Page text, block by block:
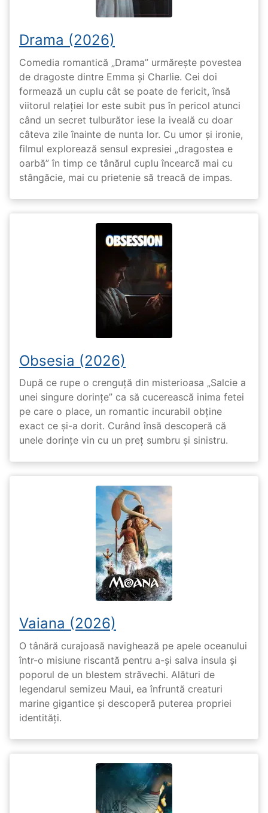
Drama (2026)
Comedia romantică „Drama” urmărește povestea
de dragoste dintre Emma și Charlie. Cei doi
formează un cuplu cât se poate de fericit, însă
viitorul relației lor este subit pus în pericol atunci
când un secret tulburător iese la iveală cu doar
câteva zile înainte de nunta lor. Cu umor și ironie,
filmul explorează sensul expresiei „dragostea e
oarbă” în timp ce tânărul cuplu încearcă mai cu
stângăcie, mai cu prietenie să treacă de impas.
Obsesia (2026)
După ce rupe o crenguță din misterioasa „Salcie a
unei singure dorințe” ca să cucerească inima fetei
pe care o place, un romantic incurabil obține
exact ce și-a dorit. Curând însă descoperă că
unele dorințe vin cu un preț sumbru și sinistru.
Vaiana (2026)
O tânără curajoasă navighează pe apele oceanului
într-o misiune riscantă pentru a-și salva insula și
poporul de un blestem străvechi. Alături de
legendarul semizeu Maui, ea înfruntă creaturi
marine gigantice și descoperă puterea propriei
identități.